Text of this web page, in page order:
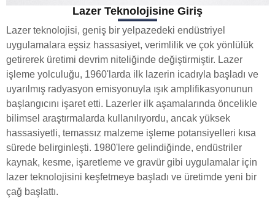
Lazer Teknolojisine Giriş
Lazer teknolojisi, geniş bir yelpazedeki endüstriyel
uygulamalara eşsiz hassasiyet, verimlilik ve çok yönlülük
getirerek üretimi devrim niteliğinde değiştirmiştir. Lazer
işleme yolculuğu, 1960'larda ilk lazerin icadıyla başladı ve
uyarılmış radyasyon emisyonuyla ışık amplifikasyonunun
başlangıcını işaret etti. Lazerler ilk aşamalarında öncelikle
bilimsel araştırmalarda kullanılıyordu, ancak yüksek
hassasiyetli, temassız malzeme işleme potansiyelleri kısa
sürede belirginleşti. 1980'lere gelindiğinde, endüstriler
kaynak, kesme, işaretleme ve gravür gibi uygulamalar için
lazer teknolojisini keşfetmeye başladı ve üretimde yeni bir
çağ başlattı.